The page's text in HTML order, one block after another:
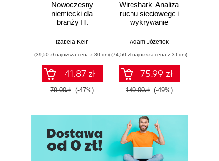
Nowoczesny
niemiecki dla
branży IT.
przykłady i
Izabela Kein
(39,50 zł najniższa cena z 30 dni)
41.87 zł
79.00zł (-47%)
Wireshark. Analiza
ruchu sieciowego i
wykrywanie
Adam Józefiok
(74,50 zł najniższa cena z 30 dni)
75.99 zł
149.00zł (-49%)